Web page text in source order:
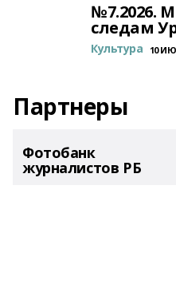
№7.2026.
следам
Культура 10
Партнеры
Фотобанк
журналистов РБ